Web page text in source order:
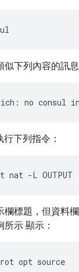
下列內容的訊息
no consul
下列指令：
-L OUTPUT
欄標題，但資料
示 顯示：
opt